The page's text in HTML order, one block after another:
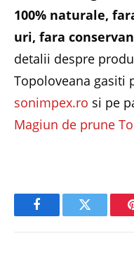
100% naturale,
uri, fara
detalii despre
Topoloveana gasiti
sonimpex.ro si pe
Magiun de prune
FacebookTwitter